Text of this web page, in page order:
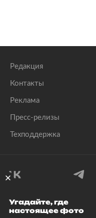
Редакция
Контакты
Реклама
Пресс-релизы
Техподдержка
©
Угадайте, где
настоящее фото